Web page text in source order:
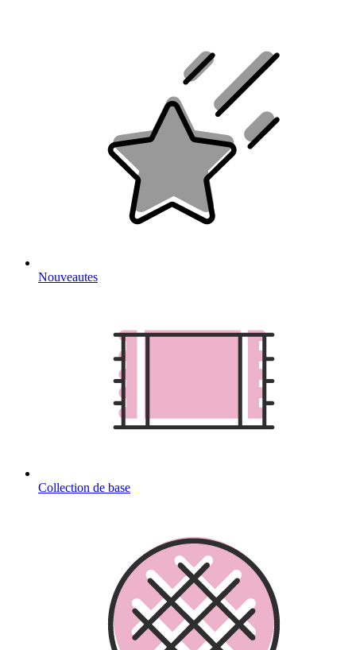
Nouveautes
Collection de base